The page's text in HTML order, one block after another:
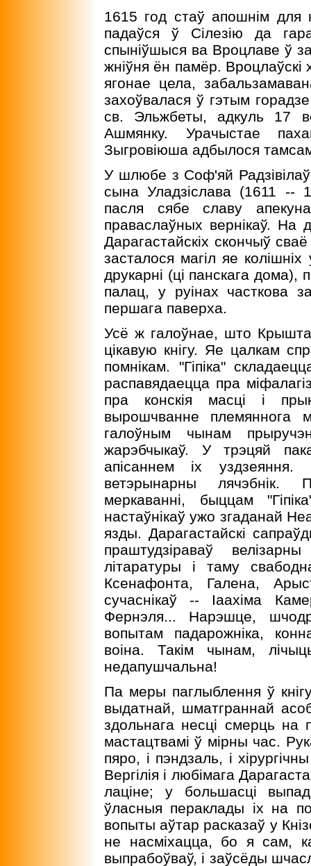
1615 год стаў апошнiм для
падаўся ў Сiлезiю да
спынiўшыся ва Вроцлаве ў
жнiўня ён памёр. Вроцлаўскi
ягонае цела,
захоўвалася ў гэтым
св. Эльжбеты, адкуль 17
Ашмянку. Урачыстае
Зыгровiюша адбылося
У шлюбе з Соф'яй
сына Уладзiслава (1611 --
пасля сябе славу
праваслаўных вернiкаў. На
Дарагастайскiх скончыў
засталося магiл яе колiшнiх
друкарні (цi панскага дома),
палац, у руiнах часткова
першага паверха.
Усё ж галоўнае, што
цiкавую кнiгу. Яе цалкам
помнiкам. "Гiпiка"
распавядаецца пра
пра конскiя масцi i
вырошчванне племяннога
галоўным чынам
жарэбчыкаў. У трэцяй
апiсаннем iх
ветэрынарны лячэбнiк.
меркаваннi, быццам
настаўнiкаў ужо згаданай
язды. Дарагастайскi
праштудзiраваў
лiтаратуры i таму
Ксенафонта, Галена,
сучаснiкаў -- Iаахiма
Фернэля... Нарэшце,
вопытам падарожнiка,
воiна. Такiм чынам,
недапушчальна!
Па меры паглыблення ў
выдатнай, шматграннай
здольнага несцi смерць на
мастацтвамi ў мiрны час.
пяро, i пэндзаль, i
Вергiлiя i любiмага
лацiне; у большасцi
ўласныя пераклады iх на
вопыты аўтар расказаў у
не насмiхацца, бо я сам,
выпрабоўваў, i заўсёды